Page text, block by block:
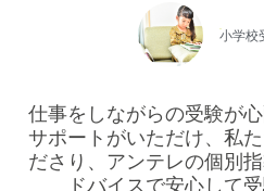
小学校
仕事をしながらの受験が
サポートがいただけ、私
ださり、アンテレの個別
ドバイスで安心して